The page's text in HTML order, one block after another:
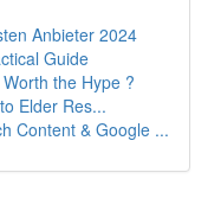
Anbieter 2024
Guide
the Hype ?
Elder Res...
Content & Google ...